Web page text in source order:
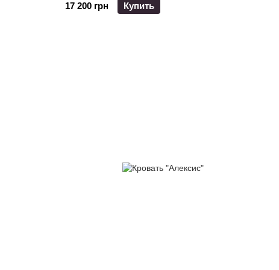
17 200 грн
Купить